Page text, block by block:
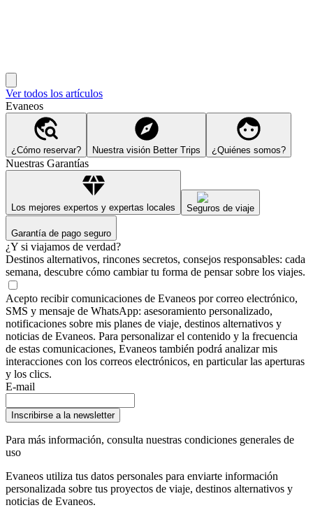
Ver todos los artículos
Evaneos
¿Cómo reservar? Nuestra visión Better Trips ¿Quiénes somos?
Nuestras Garantías
Los mejores expertos y expertas locales Seguros de viaje
Garantía de pago seguro
¿Y si viajamos de verdad?
Destinos alternativos, rincones secretos, consejos responsables: cada
semana, descubre cómo cambiar tu forma de pensar sobre los viajes.
Acepto recibir comunicaciones de Evaneos por correo electrónico,
SMS y mensaje de WhatsApp: asesoramiento personalizado,
notificaciones sobre mis planes de viaje, destinos alternativos y
noticias de Evaneos. Para personalizar el contenido y la frecuencia
de estas comunicaciones, Evaneos también podrá analizar mis
interacciones con los correos electrónicos, en particular las aperturas
y los clics.
E-mail
Inscribirse a la newsletter
Para más información, consulta nuestras condiciones generales de
uso
Evaneos utiliza tus datos personales para enviarte información
personalizada sobre tus proyectos de viaje, destinos alternativos y
noticias de Evaneos.